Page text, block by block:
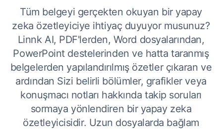
Tüm belgeyi gerçekten okuyan bir yapay
zeka özetleyiciye ihtiyaç duyuyor musunuz?
Linnk AI, PDF'lerden, Word dosyalarından,
PowerPoint destelerinden ve hatta taranmış
belgelerden yapılandırılmış özetler çıkaran ve
ardından Sizi belirli bölümler, grafikler veya
konuşmacı notları hakkında takip soruları
sormaya yönlendiren bir yapay zeka
özetleyicisidir. Uzun dosyalarda bağlam